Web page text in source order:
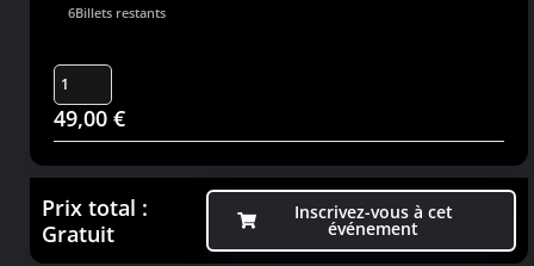
6Billets restants
49,00 €
Prix total :
Gratuit
Inscrivez-vous à cet
événement